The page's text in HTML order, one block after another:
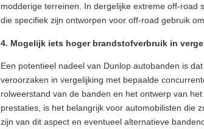
modderige terreinen. In dergelijke extreme off-road
die specifiek zijn ontworpen voor off-road gebruik
4. Mogelijk iets hoger brandstofverbruik in
Een potentieel nadeel van Dunlop autobanden is
veroorzaken in vergelijking met bepaalde
rolweerstand van de banden en het ontwerp van
prestaties, is het belangrijk voor automobilisten die
zijn van dit aspect en eventueel alternatieve